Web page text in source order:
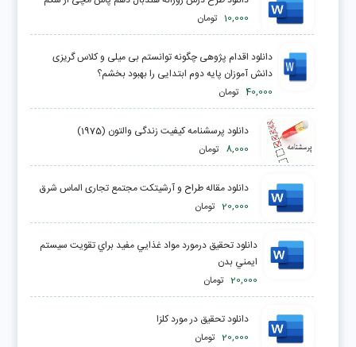
10,000 تومان
دانلود اقدام پژوهی چگونه توانستم بی میلی و کلاس گریزی
دانش آموزان پایه دوم ابتدایی را بهبود بخشم؟
40,000 تومان
دانلود پرسشنامه کیفیت زندگی والتون (1975)
8,000 تومان
دانلود مقاله طراح و آرشیتکت مجتمع تجاری الماس شرق
20,000 تومان
دانلود تحقیق درمورد مواد غذايي مفيد براي تقويت سيستم
ايمني بدن
20,000 تومان
دانلود تحقیق در مورد كلزا
20,000 تومان